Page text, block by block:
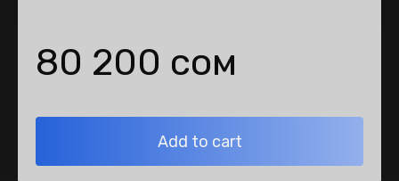
80 200 сом
Add to cart